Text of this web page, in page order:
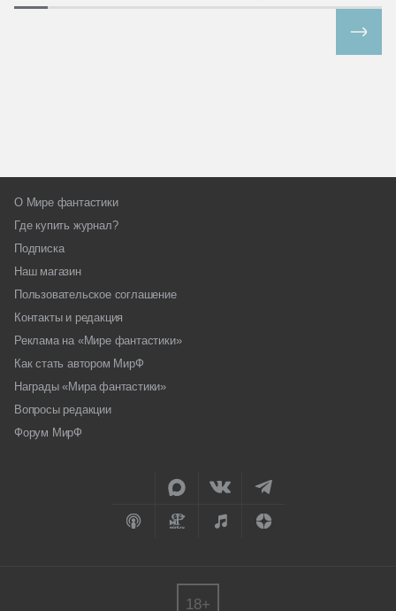
О Мире фантастики
Где купить журнал?
Подписка
Наш магазин
Пользовательское соглашение
Контакты и редакция
Реклама на «Мире фантастики»
Как стать автором МирФ
Награды «Мира фантастики»
Вопросы редакции
Форум МирФ
18+